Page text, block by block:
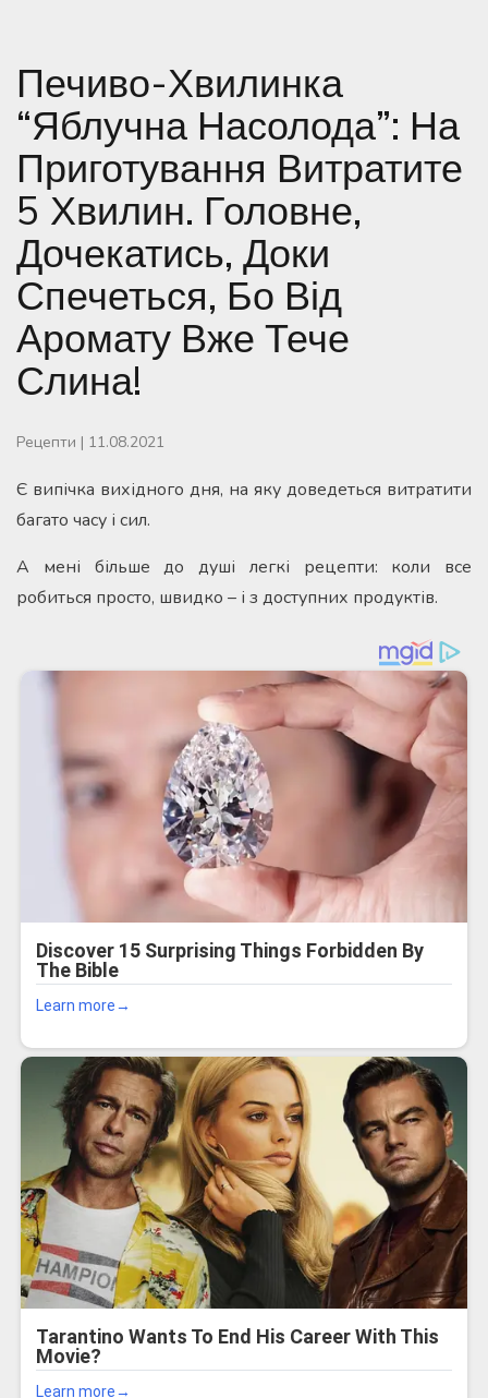
Печиво-Хвилинка
“Яблучна Насолода”: На
Приготування Витратите
5 Хвилин. Головне,
Дочекатись, Доки
Спечеться, Бо Від
Аромату Вже Тече
Слина!
Рецепти | 11.08.2021
Є випічка вихідного дня, на яку доведеться витратити
багато часу і сил.
А мені більше до душі легкі рецепти: коли все
робиться просто, швидко – і з доступних продуктів.